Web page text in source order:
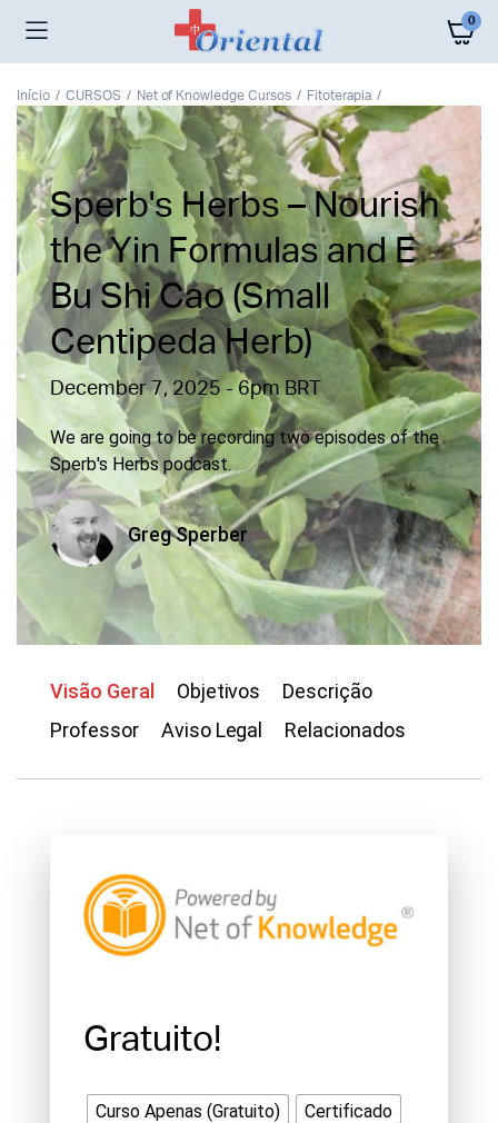
0
Início CURSOS Net of Knowledge Cursos Fitoterapia
Sperb's Herbs – Nourish
the Yin Formulas and E
Bu Shi Cao (Small
Centipeda Herb)
December 7, 2025 - 6pm BRT
We are going to be recording two episodes of the
Sperb's Herbs podcast.
Greg Sperber
Visão Geral Objetivos
Descrição
Professor
Aviso Legal Relacionados
Gratuito!
Curso Apenas (Gratuito) Certificado